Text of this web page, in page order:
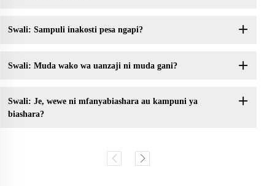
Swali: Sampuli inakosti pesa ngapi?
Swali: Muda wako wa uanzaji ni muda gani?
Swali: Je, wewe ni mfanyabiashara au kampuni ya
biashara?